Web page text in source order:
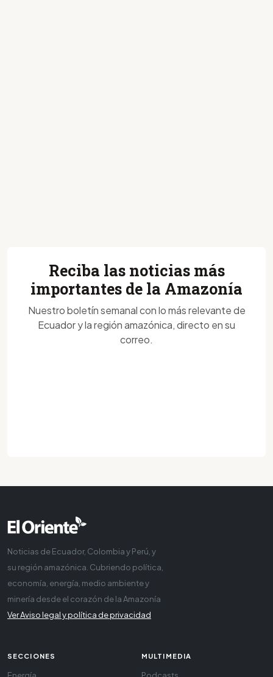
Reciba las noticias más
importantes de la Amazonía
Nuestro boletín semanal con lo más relevante de
Ecuador y la región amazónica, directo en su
correo.
Noticias de Ecuador, Colombia y Perú, y
su región amazónica. Cubriendo política,
economía, energía, medio ambiente y
minería desde el corazón de la Amazonía
Ver Aviso legal y política de privacidad
SECCIONES MULTIMEDIA